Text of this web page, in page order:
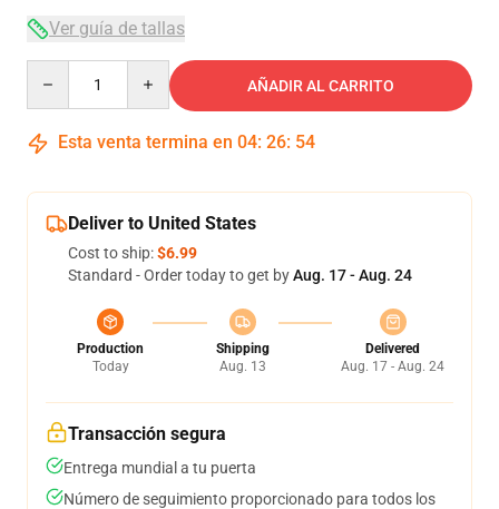
Ver guía de tallas
AÑADIR AL CARRITO
Esta venta termina en 04: 26: 53
Deliver to United States
Cost to ship:$6.99
Standard - Order today to get byAug. 17 - Aug. 24
Production
Today
Shipping
Aug. 13
Delivered
Aug. 17 - Aug. 24
Transacción segura
Entrega mundial a tu puerta
Número de seguimiento proporcionado para todos los